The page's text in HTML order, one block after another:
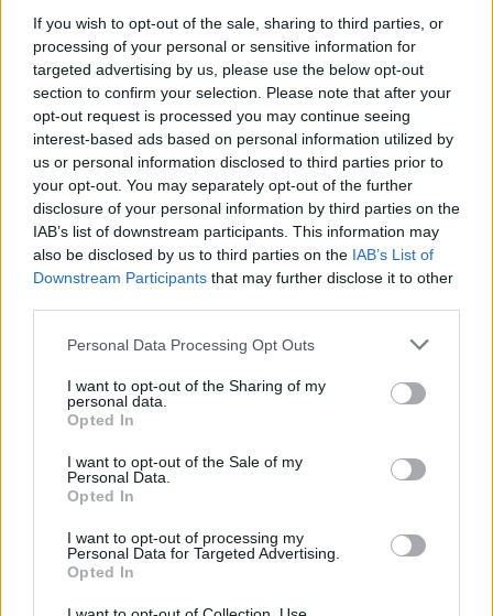
If you wish to opt-out of the sale, sharing to third parties, or
processing of your personal or sensitive information for
targeted advertising by us, please use the below opt-out
section to confirm your selection. Please note that after your
opt-out request is processed you may continue seeing
interest-based ads based on personal information utilized by
us or personal information disclosed to third parties prior to
your opt-out. You may separately opt-out of the further
disclosure of your personal information by third parties on the
IAB’s list of downstream participants. This information may
also be disclosed by us to third parties on the IAB’s List of
Downstream Participants that may further disclose it to other
Please note that this website/app uses one or more Google
not limited to your visit or usage behaviour. You may click to
grant or deny consent to Google and its third-party tags to
use your data for below specified purposes in below Google
consent section.
Personal Data Processing Opt Outs
I want to opt-out of the Sharing of my
personal data.
Opted In
I want to opt-out of the Sale of my
Personal Data.
Opted In
I want to opt-out of processing my
Personal Data for Targeted Advertising.
Opted In
Parc Fermé
5 órája
MotoGP: Bezzecchi közel egy másodpercet javított a
körrekordon
Sajtó: Az Aston Martintól érkezik Lambiase utódja a Red